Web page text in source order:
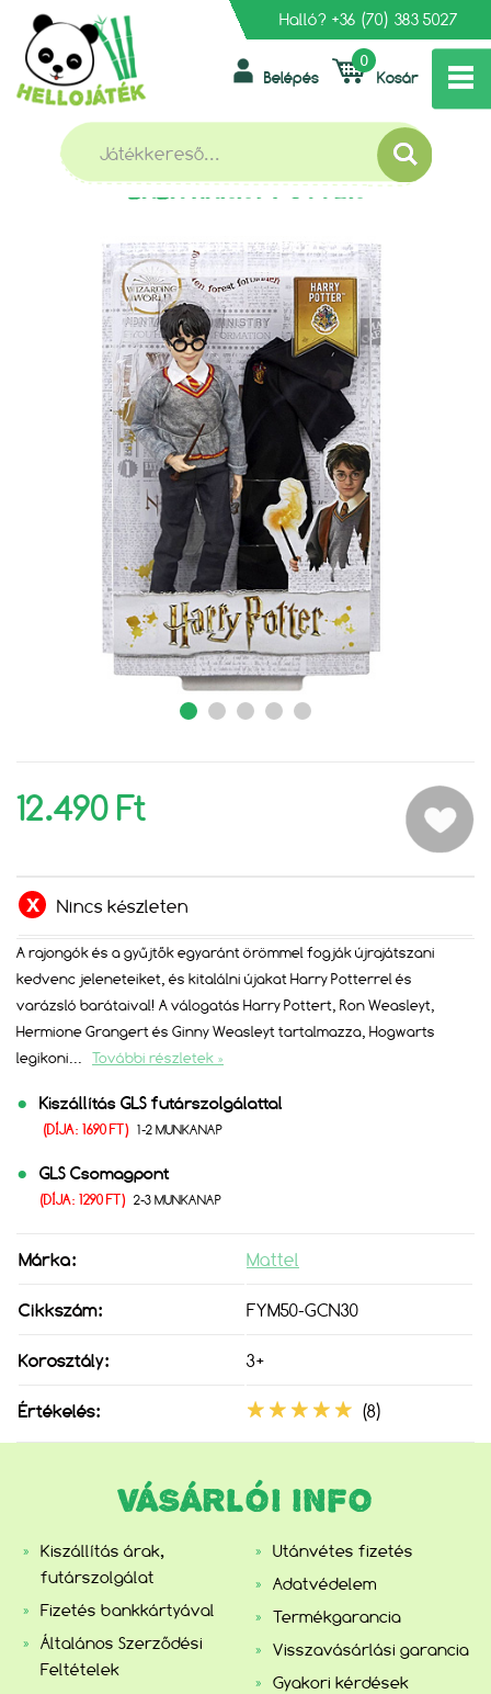
Halló? +36 (70) 383 5027
Kosár
0
Belépés
FŐOLDAL BABÁK ÉS KIEGÉSZÍTŐK »
HARRY POTTER ÉS A TITKOK KAMRÁJA BABA HARRY POTTER
HARRY POTTER ÉS A TITKOK KAMRÁJA
BABA HARRY POTTER
12.490 Ft
Nincs készleten
A rajongók és a gyűjtők egyaránt örömmel fogják újrajátszani
kedvenc jeleneteiket, és kitalálni újakat Harry Potterrel és
varázsló barátaival! A válogatás Harry Pottert, Ron Weasleyt,
Hermione Grangert és Ginny Weasleyt tartalmazza, Hogwarts
legikoni
További részletek »
Kiszállítás GLS futárszolgálattal
(DÍJA: 1690 FT) 1-2 MUNKANAP
GLS Csomagpont
(DÍJA: 1290 FT) 2-3 MUNKANAP
Márka: Mattel
Cikkszám: FYM50-GCN30
Korosztály: 3+
Értékelés: (8)
VÁSÁRLÓI INFO
Kiszállítás árak,
futárszolgálat
Fizetés bankkártyával
Általános Szerződési
Feltételek
Utánvétes fizetés
Adatvédelem
Termékgarancia
Visszavásárlási garancia
Gyakori kérdések